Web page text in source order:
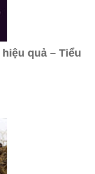
quả – Tiểu